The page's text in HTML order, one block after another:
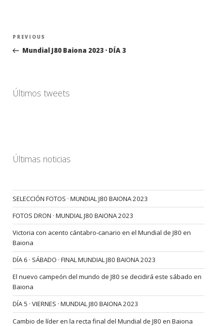
Navegación
entradas
Previous
Post
PREVIOUS
Mundial J80 Baiona 2023 · DÍA 3
Últimos tweets
Últimas noticias
SELECCIÓN FOTOS · MUNDIAL J80 BAIONA 2023
FOTOS DRON · MUNDIAL J80 BAIONA 2023
Victoria con acento cántabro-canario en el Mundial de J80 en
Baiona
DÍA 6 · SÁBADO · FINAL MUNDIAL J80 BAIONA 2023
El nuevo campeón del mundo de J80 se decidirá este sábado en
Baiona
DÍA 5 · VIERNES · MUNDIAL J80 BAIONA 2023
Cambio de líder en la recta final del Mundial de J80 en Baiona